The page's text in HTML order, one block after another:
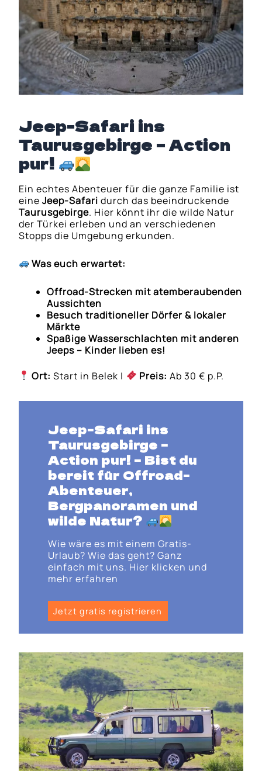
Jeep-Safari ins
Taurusgebirge – Action
pur!
Ein echtes Abenteuer für die ganze Familie ist
eineJeep-Safari durch das beeindruckende
Taurusgebirge. Hier könnt ihr die wilde Natur
der Türkei erleben und an verschiedenen
Stopps die Umgebung erkunden.
Was euch erwartet:
Offroad-Strecken mit atemberaubenden
Aussichten
Besuch traditioneller Dörfer & lokaler
Märkte
Spaßige Wasserschlachten mit anderen
Jeeps – Kinder lieben es!
Ort: Start in Belek | Preis: Ab 30 € p.P.
Jeep-Safari ins
Taurusgebirge –
Action pur! – Bist du
bereit für Offroad-
Abenteuer,
Bergpanoramen und
wilde Natur?
Wie wäre es mit einem Gratis-
Urlaub? Wie das geht? Ganz
einfach mit uns. Hier klicken und
mehr erfahren
Jetzt gratis registrieren